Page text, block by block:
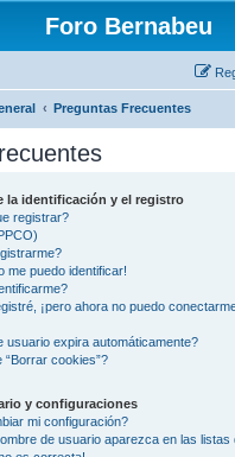
Foro Bernabeu
Preguntas Frecuentes
la identificación y el registro
registrar?
me puedo identificar!
¡pero ahora no puedo
usuario expira automáticamente?
“Borrar cookies”?
y configuraciones
mi configuración?
de usuario aparezca en las